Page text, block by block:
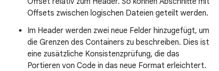
Offsets zwischen logischen Dateien geteilt werden.
Im Header werden zwei neue Felder hinzugefügt, um
die Grenzen des Containers zu beschreiben. Dies ist
eine zusätzliche Konsistenzprüfung, die das
Portieren von Code in das neue Format erleichtert.